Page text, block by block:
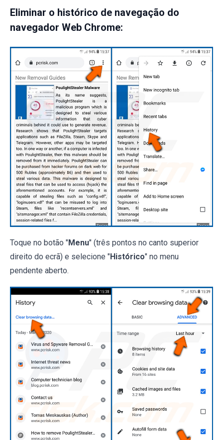
Eliminar o histórico de navegação do
navegador Web Chrome:
Toque no botão "Menu" (três pontos no canto superior
direito do ecrã) e selecione "Histórico" no menu
pendente aberto.